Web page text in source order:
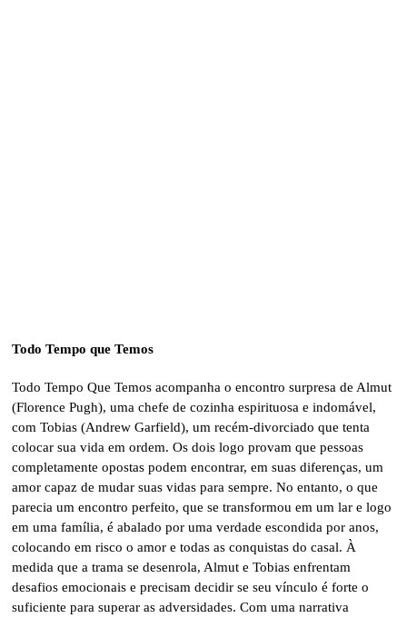
Todo Tempo que Temos
Todo Tempo Que Temos acompanha o encontro surpresa de Almut
(Florence Pugh), uma chefe de cozinha espirituosa e indomável,
com Tobias (Andrew Garfield), um recém-divorciado que tenta
colocar sua vida em ordem. Os dois logo provam que pessoas
completamente opostas podem encontrar, em suas diferenças, um
amor capaz de mudar suas vidas para sempre. No entanto, o que
parecia um encontro perfeito, que se transformou em um lar e logo
em uma família, é abalado por uma verdade escondida por anos,
colocando em risco o amor e todas as conquistas do casal. À
medida que a trama se desenrola, Almut e Tobias enfrentam
desafios emocionais e precisam decidir se seu vínculo é forte o
suficiente para superar as adversidades. Com uma narrativa